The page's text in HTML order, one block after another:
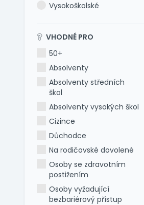
Vysokoškolské
VHODNÉ PRO
50+
Absolventy
Absolventy středních
škol
Absolventy vysokých škol
Cizince
Důchodce
Na rodičovské dovolené
Osoby se zdravotním
postižením
Osoby vyžadující
bezbariérový přístup